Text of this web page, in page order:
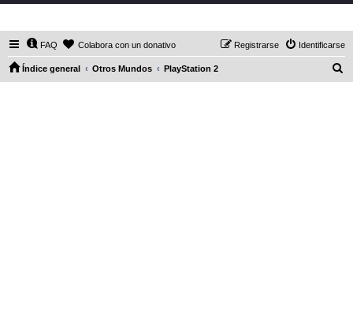
FAQ Colabora con un donativo Identificarse
Registrarse
Índice general Otros Mundos PlayStation 2